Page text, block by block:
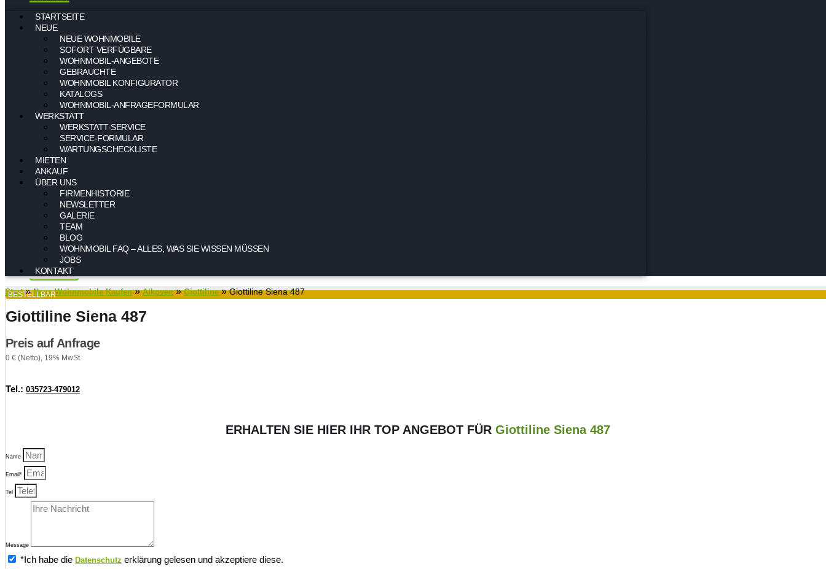
STARTSEITE
NEUE
NEUE WOHNMOBILE
SOFORT VERFÜGBARE
WOHNMOBIL-ANGEBOTE
GEBRAUCHTE
WOHNMOBIL KONFIGURATOR
KATALOGS
WOHNMOBIL-ANFRAGEFORMULAR
WERKSTATT
WERKSTATT-SERVICE
SERVICE-FORMULAR
WARTUNGSCHECKLISTE
MIETEN
ANKAUF
ÜBER UNS
FIRMENHISTORIE
NEWSLETTER
GALERIE
TEAM
BLOG
WOHNMOBIL FAQ – ALLES, WAS SIE WISSEN MÜSSEN
JOBS
KONTAKT
Start»Neue Wohnmobile Kaufen»Alkoven»Giottiline»Giottiline Siena 487
BESTELLBAR
Giottiline Siena 487
Preis auf Anfrage
0 € (Netto), 19% MwSt.
Tel.: 035723-479012
ERHALTEN SIE HIER IHR TOP ANGEBOT FÜR Giottiline Siena 487
Name
Email*
Tel
Message
*Ich habe die Datenschutz erklärung gelesen und akzeptiere diese.